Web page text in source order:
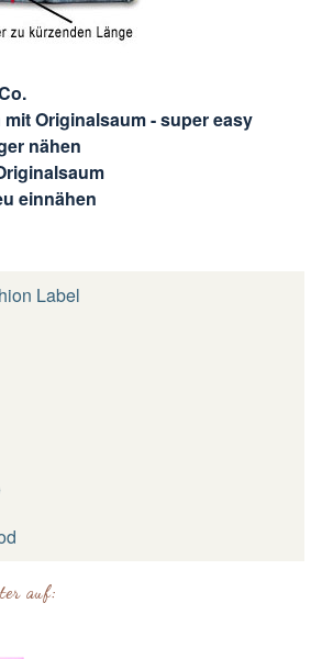
Originalsaum - super easy
nähen
einnähen
Label
auf: